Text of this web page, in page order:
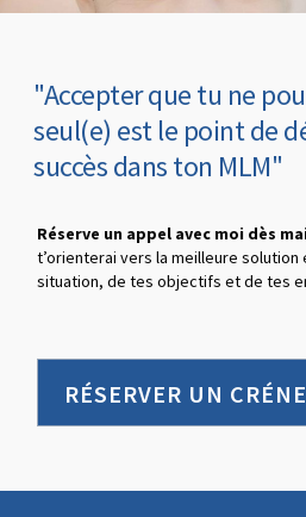
"Accepter que tu ne
seul(e) est le point de
succès dans ton MLM"
Réserve un appel avec moi dès
t’orienterai vers la meilleure solution
situation, de tes objectifs et de tes
RÉSERVER UN